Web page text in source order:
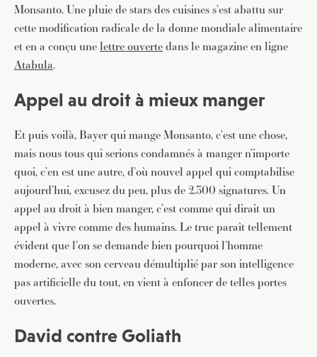
Monsanto. Une pluie de stars des cuisines s’est abattu sur
cette modification radicale de la donne mondiale alimentaire
et en a conçu unelettre ouvertedans le magazine en ligne
Atabula.
Appel au droit à mieux manger
Et puis voilà, Bayer qui mange Monsanto, c’est une chose,
mais nous tous qui serions condamnés à manger n’importe
quoi, c’en est une autre, d’où nouvel appel qui comptabilise
aujourd’hui, excusez du peu, plus de 2.300 signatures. Un
appel au droit à bien manger, c’est comme qui dirait un
appel à vivre comme des humains. Le truc paraît tellement
évident que l’on se demande bien pourquoi l’homme
moderne, avec son cerveau démultiplié par son intelligence
pas artificielle du tout, en vient à enfoncer de telles portes
ouvertes.
David contre Goliath